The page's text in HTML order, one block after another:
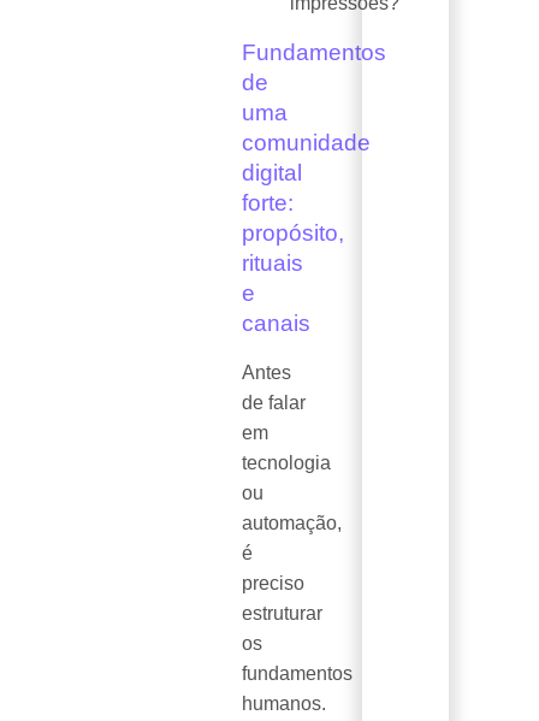
Fundamentos
de
uma
comunidade
digital
forte:
propósito,
rituais
e
canais
Antes
de falar
em
tecnologia
ou
automação,
é
preciso
estruturar
os
fundamentos
humanos.